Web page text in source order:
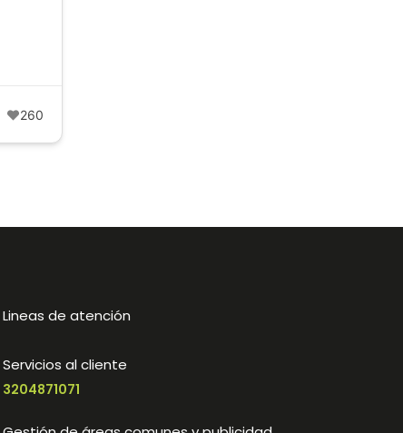
260
Lineas de atención
Servicios al cliente
3204871071